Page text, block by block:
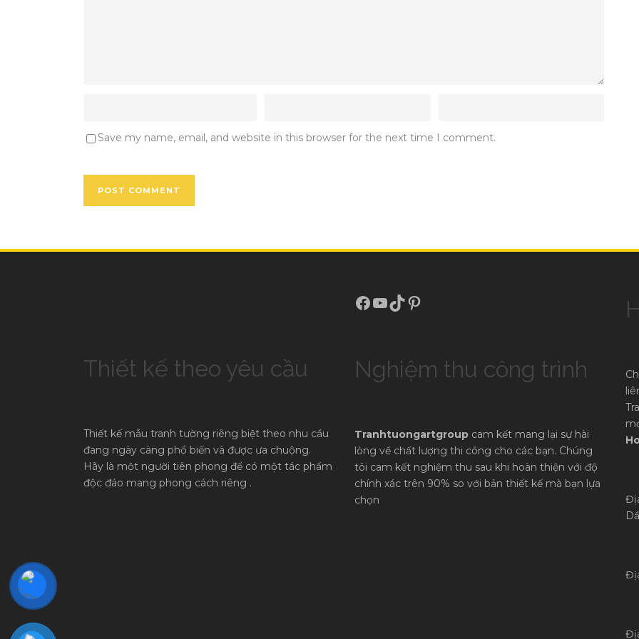
Save my name, email, and website in this browser for the next time I comment.
Thiết kế theo yêu cầu
Thiết kế mẫu tranh tường riêng biệt theo nhu cầu
đang ngày càng phổ biến và được ưa chuộng.
Hãy là một người tiên phong để có một tác phẩm
độc đáo mang phong cách riêng .
Facebook
Youtube
TikTok
Pinterest
Nghiệm thu công trình
Tranhtuongartgroup cam kết mang lại sự hài
lòng về chất lượng thi công cho các bạn. Chúng
tôi cam kết nghiệm thu sau khi hoàn thiện với độ
chính xác trên 90% so với bản thiết kế mà bạn lựa
chọn